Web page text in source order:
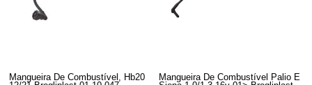
Mangueira De Combustível, Hb20
Mangueira De Combustível Palio E